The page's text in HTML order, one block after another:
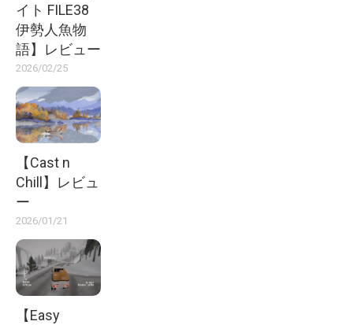
イト FILE38
伊勢人魚物
語】レビュー
2026/02/25
【Cast n
Chill】レビュ
ー
2026/01/21
【Easy